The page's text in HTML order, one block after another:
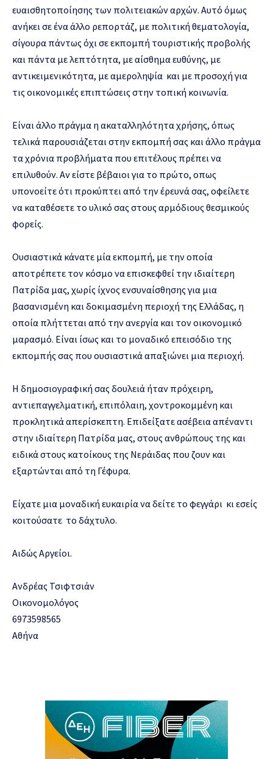
ευαισθητοποίησης των πολιτειακών αρχών. Αυτό όμως
ανήκει σε ένα άλλο ρεπορτάζ, με πολιτική θεματολογία,
σίγουρα πάντως όχι σε εκπομπή τουριστικής προβολής
και πάντα με λεπτότητα, με αίσθημα ευθύνης, με
αντικειμενικότητα, με αμεροληψία και με προσοχή για
τις οικονομικές επιπτώσεις στην τοπική κοινωνία.
Είναι άλλο πράγμα η ακαταλληλότητα χρήσης, όπως
τελικά παρουσιάζεται στην εκπομπή σας και άλλο πράγμα
τα χρόνια προβλήματα που επιτέλους πρέπει να
επιλυθούν. Αν είστε βέβαιοι για το πρώτο, οπως
υπονοείτε ότι προκύπτει από την έρευνά σας, οφείλετε
να καταθέσετε το υλικό σας στους αρμόδιους θεσμικούς
φορείς.
Ουσιαστικά κάνατε μία εκπομπή, με την οποία
αποτρέπετε τον κόσμο να επισκεφθεί την ιδιαίτερη
Πατρίδα μας, χωρίς ίχνος ενσυναίσθησης για μια
βασανισμένη και δοκιμασμένη περιοχή της Ελλάδας, η
οποία πλήττεται από την ανεργία και τον οικονομικό
μαρασμό. Είναι ίσως και το μοναδικό επεισόδιο της
εκπομπής σας που ουσιαστικά απαξιώνει μια περιοχή.
Η δημοσιογραφική σας δουλειά ήταν πρόχειρη,
αντιεπαγγελματική, επιπόλαιη, χοντροκομμένη και
προκλητικά απερίσκεπτη. Επιδείξατε ασέβεια απέναντι
στην ιδιαίτερη Πατρίδα μας, στους ανθρώπους της και
ειδικά στους κατοίκους της Νεράιδας που ζουν και
εξαρτώνται από τη Γέφυρα.
Είχατε μια μοναδική ευκαιρία να δείτε το φεγγάρι κι εσείς
κοιτούσατε το δάχτυλο.
Αιδώς Αργείοι.
Ανδρέας Τσιφτσιάν
Οικονομολόγος
6973598565
Αθήνα